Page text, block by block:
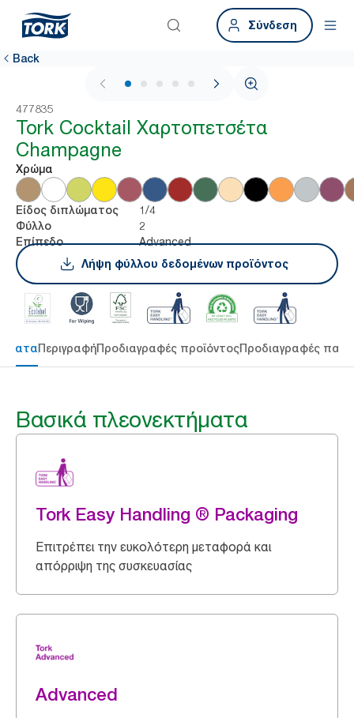
Σύνδεση
Back
1 / 5
477835
Tork Cocktail Χαρτοπετσέτα
Champagne
Χρώμα
Είδος διπλώματος 1/4
Φύλλο 2
Επίπεδο
Advanced
Λήψη φύλλου δεδομένων προϊόντος
ΠεριγραφήΠροδιαγραφές προϊόντοςΠροδιαγραφές
Βασικά πλεονεκτήματα
Tork Easy Handling ® Packaging
Επιτρέπει την ευκολότερη μεταφορά και
απόρριψη της συσκευασίας
Advanced